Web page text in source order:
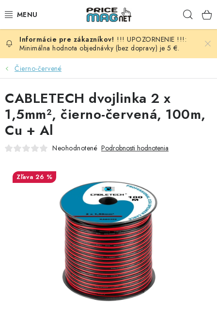
na
BATÉRIE
AUDIO - VIDEO
AUTO HI-FI
AUTOMOBIL
DOMÁCNOSŤ
FOTOVOLTAIKA
GADGETY, DARČEKY
KÁBLE A KONEKTORY
PC A NOTEBOOKY
!!! UPOZORNENIE !!!:
Minimálna hodnota objednávky (bez dopravy) je 5 €.
Čierno-červené
CABLETECH dvojlinka 2 x
1,5mm², čierno-červená, 100m,
Cu + Al
Neohodnotené Podrobnosti hodnotenia
26 %